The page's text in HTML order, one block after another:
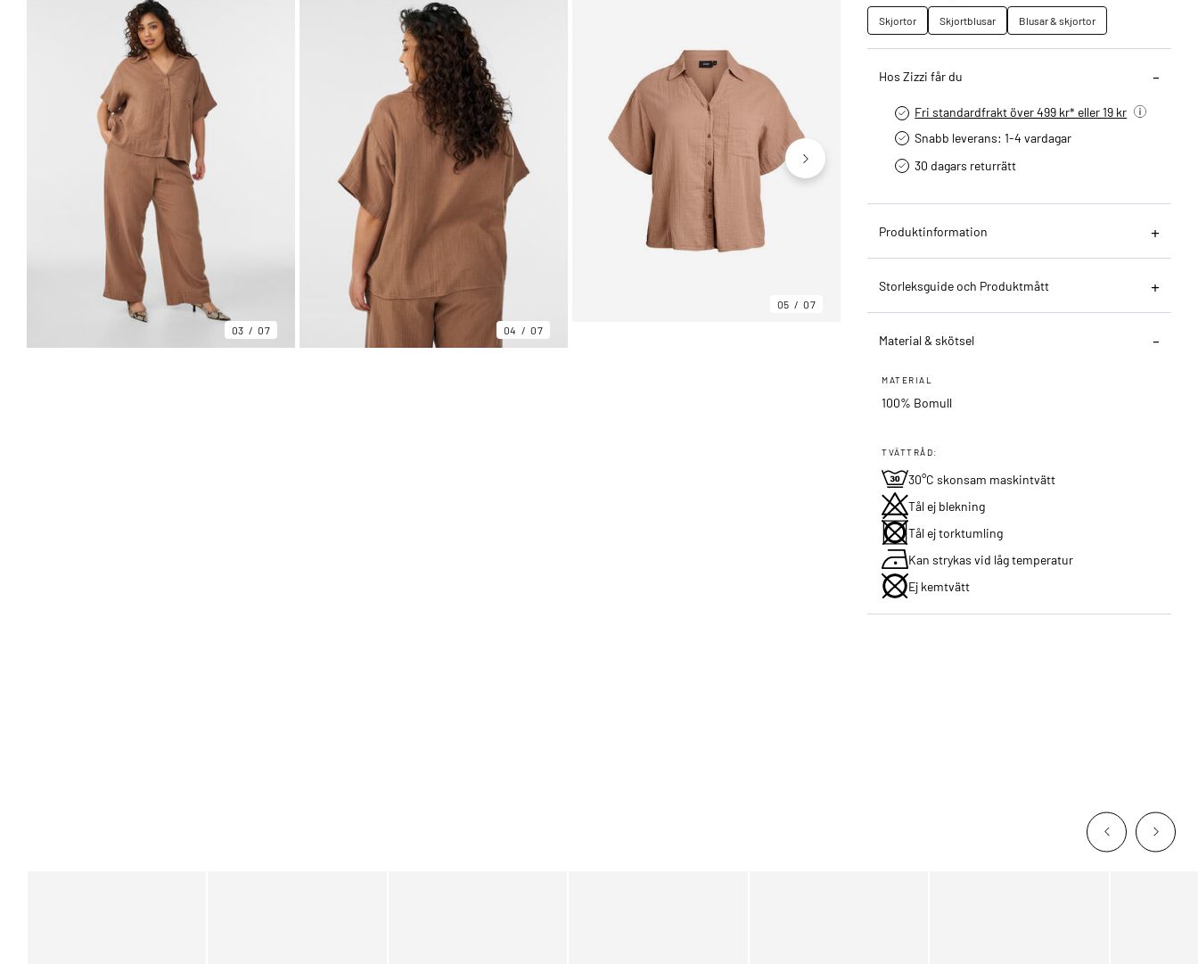
03 07 04 07
05 07
Skjortor Skjortblusar Blusar & skjortor
Hos Zizzi får du
Fri standardfrakt över 499 kr* eller 19 kr
Snabb leverans: 1-4 vardagar
30 dagars returrätt­
Produktinformation
Storleksguide och Produktmått
Material & skötsel
MATERIAL
100% Bomull
TVÄTTRÅD:
30°C skonsam maskintvätt
Tål ej blekning
Tål ej torktumling
Kan strykas vid låg temperatur
Ej kemtvätt